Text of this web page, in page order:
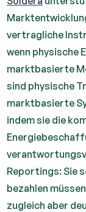
vertragliche
wenn physische
marktbasierte
sind physische
marktbasierte
indem sie die
Reportings: Sie
bezahlen
zugleich aber